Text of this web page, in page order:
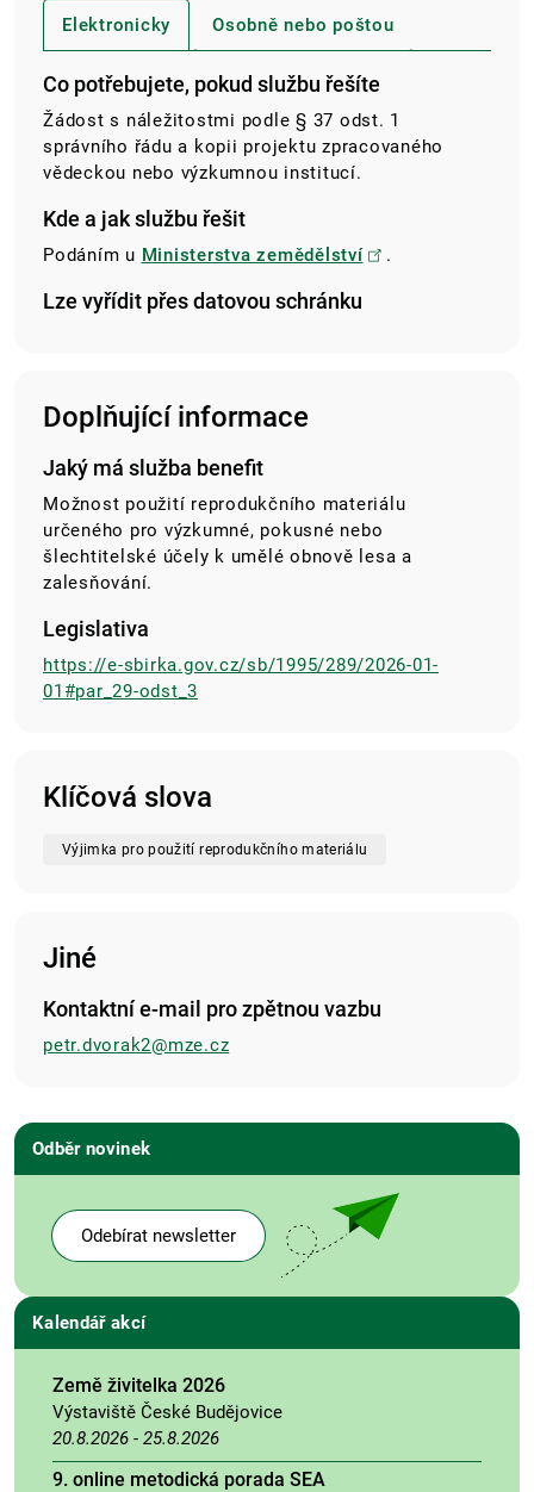
Elektronicky Osobně nebo poštou
Co potřebujete, pokud službu řešíte
Žádost s náležitostmi podle § 37 odst. 1
správního řádu a kopii projektu zpracovaného
vědeckou nebo výzkumnou institucí.
Kde a jak službu řešit
Podáním u Ministerstva zemědělství .
Lze vyřídit přes datovou schránku
Doplňující informace
Jaký má služba benefit
Možnost použití reprodukčního materiálu
určeného pro výzkumné, pokusné nebo
šlechtitelské účely k umělé obnově lesa a
zalesňování.
Legislativa
https://e-sbirka.gov.cz/sb/1995/289/2026-01-
01#par_29-odst_3
Klíčová slova
Výjimka pro použití reprodukčního materiálu
Jiné
Kontaktní e-mail pro zpětnou vazbu
petr.dvorak2@mze.cz
Odběr novinek
Odebírat newsletter
Kalendář akcí
Země živitelka 2026
Výstaviště České Budějovice
20.8.2026 - 25.8.2026
9. online metodická porada SEA